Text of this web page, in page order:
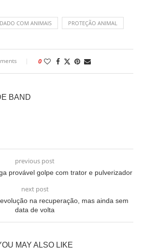
COM ANIMAIS PROTEÇÃO ANIMAL
0
BAND
previous post
provável golpe com trator e pulverizador
next post
na recuperação, mas ainda sem
data de volta
MAY ALSO LIKE